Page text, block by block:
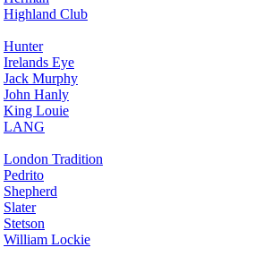
Highland Club
Hunter
Irelands Eye
Jack Murphy
John Hanly
King Louie
LANG
London Tradition
Pedrito
Shepherd
Slater
Stetson
William Lockie